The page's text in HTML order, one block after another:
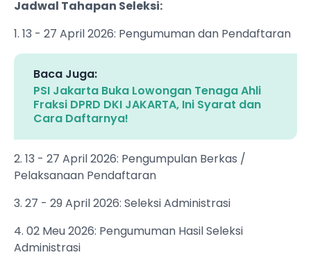
Jadwal Tahapan Seleksi:
1. 13 - 27 April 2026: Pengumuman dan Pendaftaran
Baca Juga:
PSI Jakarta Buka Lowongan Tenaga Ahli
Fraksi DPRD DKI JAKARTA, Ini Syarat dan
Cara Daftarnya!
2. 13 - 27 April 2026: Pengumpulan Berkas /
Pelaksanaan Pendaftaran
3. 27 - 29 April 2026: Seleksi Administrasi
4. 02 Meu 2026: Pengumuman Hasil Seleksi
Administrasi